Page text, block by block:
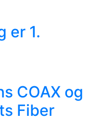
er 1.
COAX og
Fiber